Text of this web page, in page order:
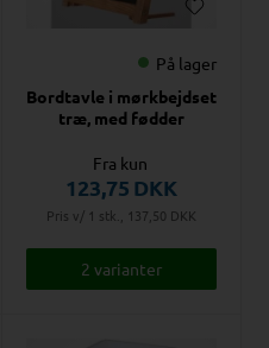
På lager
Bordtavle i mørkbejdset
træ, med fødder
Fra kun
123,75 DKK
Pris v/ 1 stk., 137,50 DKK
2 varianter